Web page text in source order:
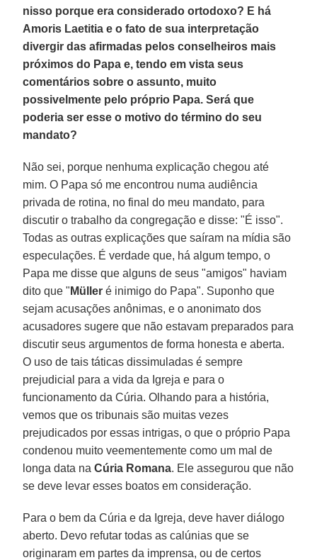
nisso porque era considerado ortodoxo? E há
Amoris Laetitia e o fato de sua interpretação
divergir das afirmadas pelos conselheiros mais
próximos do Papa e, tendo em vista seus
comentários sobre o assunto, muito
possivelmente pelo próprio Papa. Será que
poderia ser esse o motivo do término do seu
mandato?
Não sei, porque nenhuma explicação chegou até
mim. O Papa só me encontrou numa audiência
privada de rotina, no final do meu mandato, para
discutir o trabalho da congregação e disse: "É isso".
Todas as outras explicações que saíram na mídia são
especulações. É verdade que, há algum tempo, o
Papa me disse que alguns de seus "amigos" haviam
dito que " Müller é inimigo do Papa". Suponho que
sejam acusações anônimas, e o anonimato dos
acusadores sugere que não estavam preparados para
discutir seus argumentos de forma honesta e aberta.
O uso de tais táticas dissimuladas é sempre
prejudicial para a vida da Igreja e para o
funcionamento da Cúria. Olhando para a história,
vemos que os tribunais são muitas vezes
prejudicados por essas intrigas, o que o próprio Papa
condenou muito veementemente como um mal de
longa data naCúria Romana. Ele assegurou que não
se deve levar esses boatos em consideração.
Para o bem da Cúria e da Igreja, deve haver diálogo
aberto. Devo refutar todas as calúnias que se
originaram em partes da imprensa, ou de certos